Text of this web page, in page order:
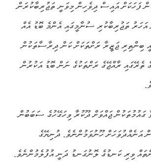
ފަހަކަށް އައިސް ދިވެހިން މިވަނީ ތަޖުރިބާކުރަން
2004 ވަނަ އަހަރު ތަޖުރިބާކުރި ސުނާމީގައި އެންމެ ބޮޑު އެއް
ބިންތިރި ޖަޒީރާ ރަށްތަކަށް ކަން ދިރާސާތަކުން
ތެރޭގައި ރާއްޖޭގެ ރަށްތަކުގެ ނަން ބޮޑު އަކުރުން
ގައުމުތަކުން ޖައްވަށް ދޫކުރާ ވިހަގޭހުގެ ސަބަބުން
އަނެއްދުވަހަށް ހޫނުވަމުންނެވެ. ދުނިޔޭގެ
ވިރި ކަނޑުގެ ލޮނުގަނޑު ދަނީ އުފުލެމުންނެވެ.